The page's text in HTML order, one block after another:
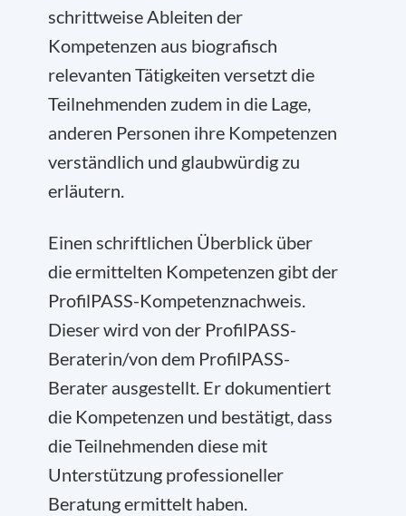
schrittweise Ableiten der
Kompetenzen aus biografisch
relevanten Tätigkeiten versetzt die
Teilnehmenden zudem in die Lage,
anderen Personen ihre Kompetenzen
verständlich und glaubwürdig zu
erläutern.
Einen schriftlichen Überblick über
die ermittelten Kompetenzen gibt der
ProfilPASS-Kompetenznachweis.
Dieser wird von der ProfilPASS-
Beraterin/von dem ProfilPASS-
Berater ausgestellt. Er dokumentiert
die Kompetenzen und bestätigt, dass
die Teilnehmenden diese mit
Unterstützung professioneller
Beratung ermittelt haben.